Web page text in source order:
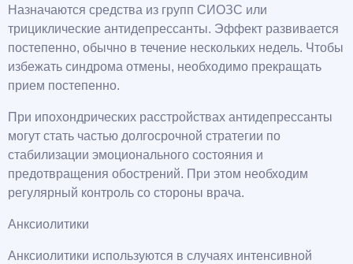
Назначаются средства из групп СИОЗС или
трициклические антидепрессанты. Эффект развивается
постепенно, обычно в течение нескольких недель. Чтобы
избежать синдрома отмены, необходимо прекращать
прием постепенно.
При ипохондрических расстройствах антидепрессанты
могут стать частью долгосрочной стратегии по
стабилизации эмоционального состояния и
предотвращения обострений. При этом необходим
регулярный контроль со стороны врача.
Анксиолитики
Анксиолитики используются в случаях интенсивной